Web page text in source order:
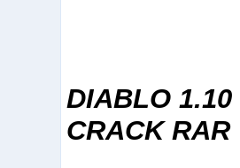
DIABLO 1.10
CRACK RAR